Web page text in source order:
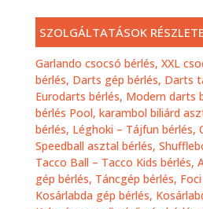
SZOLGÁLTATÁSOK
Garlando csocsó bérlés, XXL
bérlés, Darts gép bérlés, Darts
Eurodarts bérlés, Modern darts
bérlés Pool, karambol biliárd
bérlés, Léghoki – Tájfun bérlés,
Speedball asztal bérlés,
Tacco Ball – Tacco Kids bérlés,
gép bérlés, Táncgép bérlés,
Kosárlabda gép bérlés,